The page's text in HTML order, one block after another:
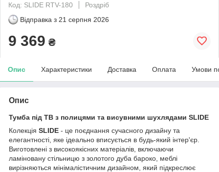
Код: SLIDE RTV-180
Роздріб
Відправка з 21 серпня 2026
9 369 ₴
Опис Характеристики Доставка Оплата Умови
Опис
Тумба під ТВ з полицями та висувними шухлядами SLIDE
Колекція SLIDE - це поєднання сучасного дизайну та
елегантності, яке ідеально вписується в будь-який інтер'єр.
Виготовлені з високоякісних матеріалів, включаючи
ламіновану стільницю з золотого дуба бароко, меблі
вирізняються мінімалістичним дизайном, який підкреслює